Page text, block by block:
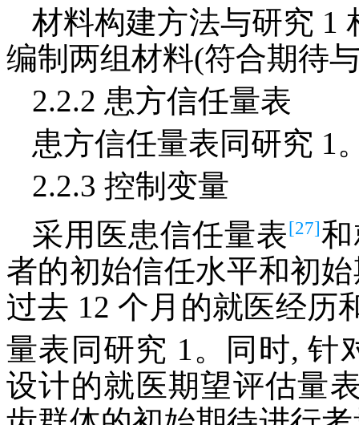
材料构建方法与研究 1
编制两组材料(符合期待
2.2.2 患方信任量表
患方信任量表同研究 1
2.2.3 控制变量
采用医患信任量表[27]
者的初始信任水平和初
过去 12 个月的就医经历
量表同研究 1。同时, 针
设计的就医期望评估量